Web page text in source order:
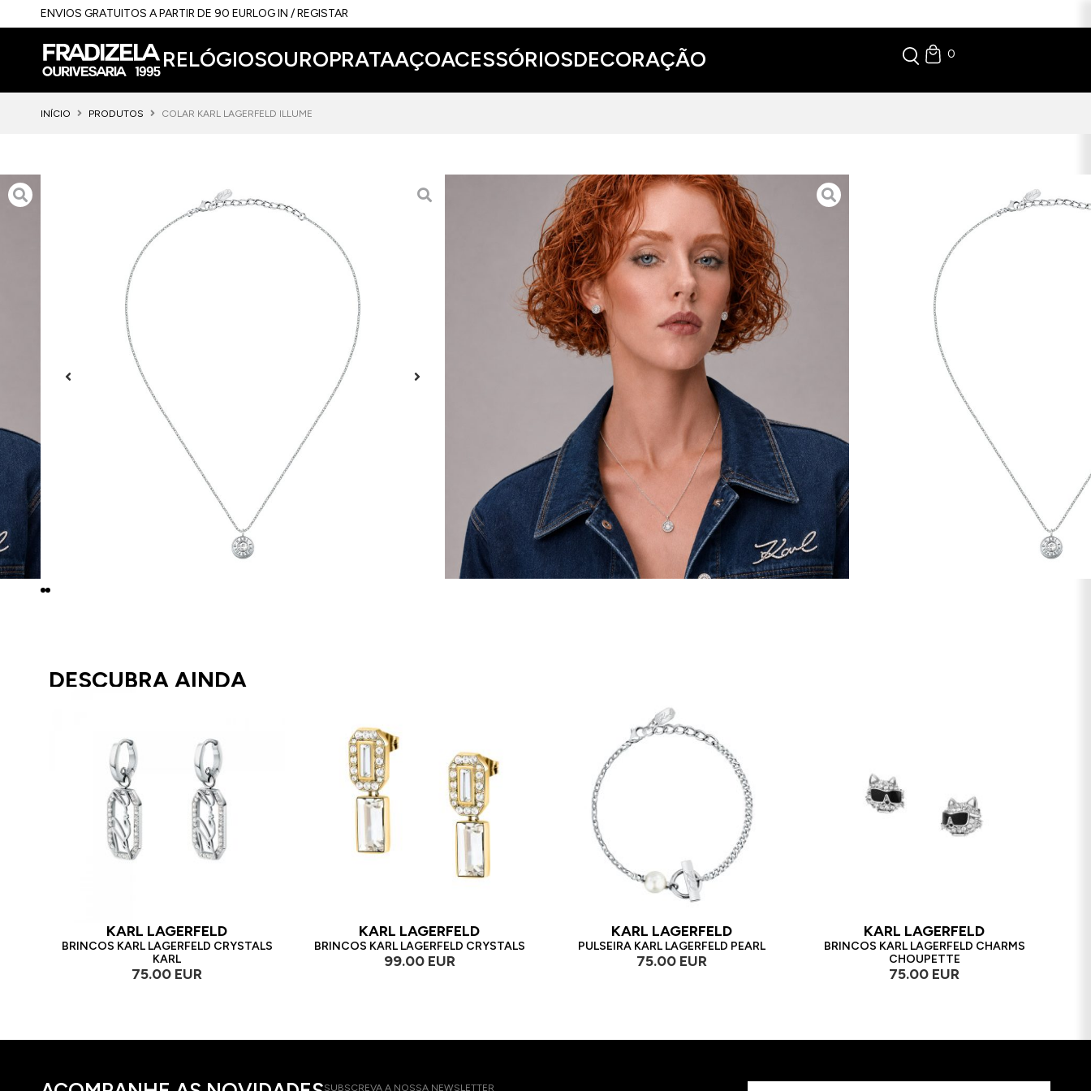
ENVIOS GRATUITOS A PARTIR DE 90 EURLOG IN / REGISTAR
RELÓGIOSOUROPRATAAÇOACESSÓRIOSDECORAÇÃO 0
INÍCIO PRODUTOS COLAR KARL LAGERFELD ILLUME
COLAR KARL LAGERFELD ILLUME
49.00 EUR
O colar Karl Lagerfeld Illume prova que a simplicidade nunca passa despercebida. Um cristal delicado
basta para iluminar o quotidiano e elevar um look casual com elegância.
ADICIONAR AOS FAVORITOS
Aço Inoxidável
Acabamento Polido
Prateado
PedrasCZ
Comprimento (cm)
FechoCamarão
DESCUBRA AINDA
KARL LAGERFELD
BRINCOS KARL LAGERFELD CRYSTALS
KARL
75.00 EUR
KARL LAGERFELD
BRINCOS KARL LAGERFELD CRYSTALS
99.00 EUR
KARL LAGERFELD
PULSEIRA KARL LAGERFELD PEARL
75.00 EUR
KARL LAGERFELD
BRINCOS KARL LAGERFELD CHARMS
CHOUPETTE
75.00 EUR
SUBSCREVA A NOSSA NEWSLETTER